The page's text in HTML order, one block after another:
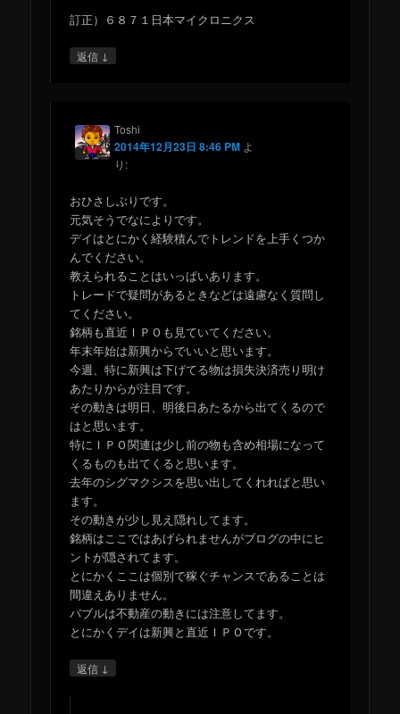
訂正）６８７１日本マイクロニクス
返信 ↓
Toshi
2014年12月23日 8:46 PM よ
り:
おひさしぶりです。
元気そうでなによりです。
デイはとにかく経験積んでトレンドを上手くつか
んでください。
教えられることはいっぱいあります。
トレードで疑問があるときなどは遠慮なく質問し
てください。
銘柄も直近ＩＰＯも見ていてください。
年末年始は新興からでいいと思います。
今週、特に新興は下げてる物は損失決済売り明け
あたりからが注目です。
その動きは明日、明後日あたるから出てくるので
はと思います。
特にＩＰＯ関連は少し前の物も含め相場になって
くるものも出てくると思います。
去年のシグマクシスを思い出してくれればと思い
ます。
その動きが少し見え隠れしてます。
銘柄はここではあげられませんがブログの中にヒ
ントが隠されてます。
とにかくここは個別で稼ぐチャンスであることは
間違えありません。
バブルは不動産の動きには注意してます。
とにかくデイは新興と直近ＩＰＯです。
返信 ↓